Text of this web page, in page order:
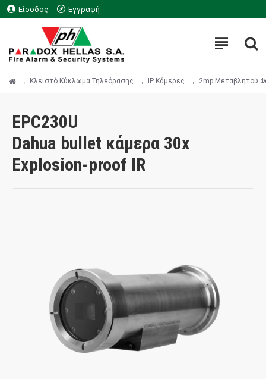
Είσοδος Εγγραφή
Κλειστό Κύκλωμα Τηλεόρασης IP Κάμερες 2mp Μεταβλητού
EPC230U
Dahua bullet κάμερα 30x
Explosion-proof IR